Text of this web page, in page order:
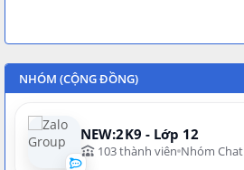
NHÓM (CỘNG ĐỒNG)
NEW:2K9 - Lớp 12
103 thành viên Nhóm Chat